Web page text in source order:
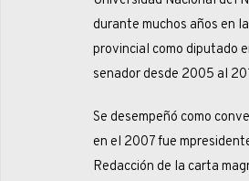
durante muchos años en
provincial como diputado
senador desde 2005 al
Se desempeñó como
en el 2007 fue
Redacción de la carta